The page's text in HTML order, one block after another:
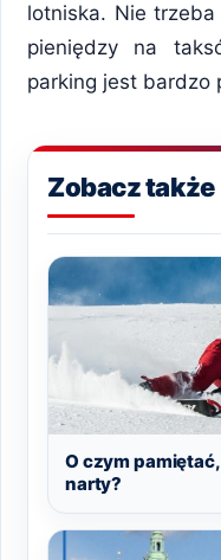
lotniska. Nie
pieniędzy na
parking jest bardzo
Zobacz także
O czym
narty?